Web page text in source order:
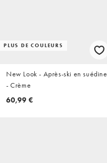
PLUS DE COULEURS
New Look - Après-ski en suédine
- Crème
60,99 €